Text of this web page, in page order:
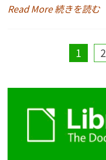
Read More 続きを読む
1 2